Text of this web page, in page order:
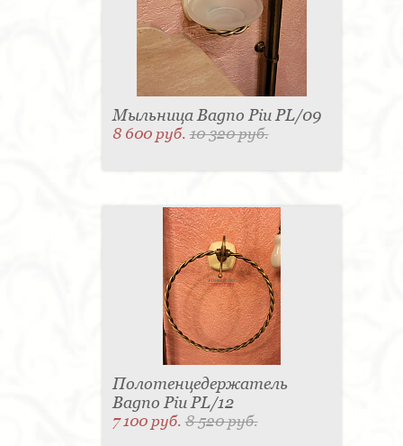
Мыльница Bagno Piu PL/09
8 600 руб.10 320 руб.
Полотенцедержатель
Bagno Piu PL/12
7 100 руб.8 520 руб.